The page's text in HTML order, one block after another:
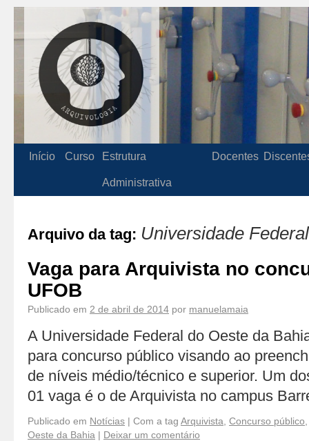
Início Curso Estrutura
Administrativa
Docentes
Arquivo da tag: Universidade
Vaga para Arquivista no
UFOB
Publicado em 2 de abril de 2014 por manuelamaia
A Universidade Federal do Oeste da
para concurso público visando ao
de níveis médio/técnico e superior. Um
01 vaga é o de Arquivista no campus
Publicado em Notícias | Com a tag Arquivista Concurso público
Oeste da Bahia | Deixar um comentário